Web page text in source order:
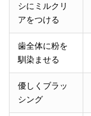
シにミルクリ
アをつける
歯全体に粉を
馴染ませる
優しくブラッ
シング